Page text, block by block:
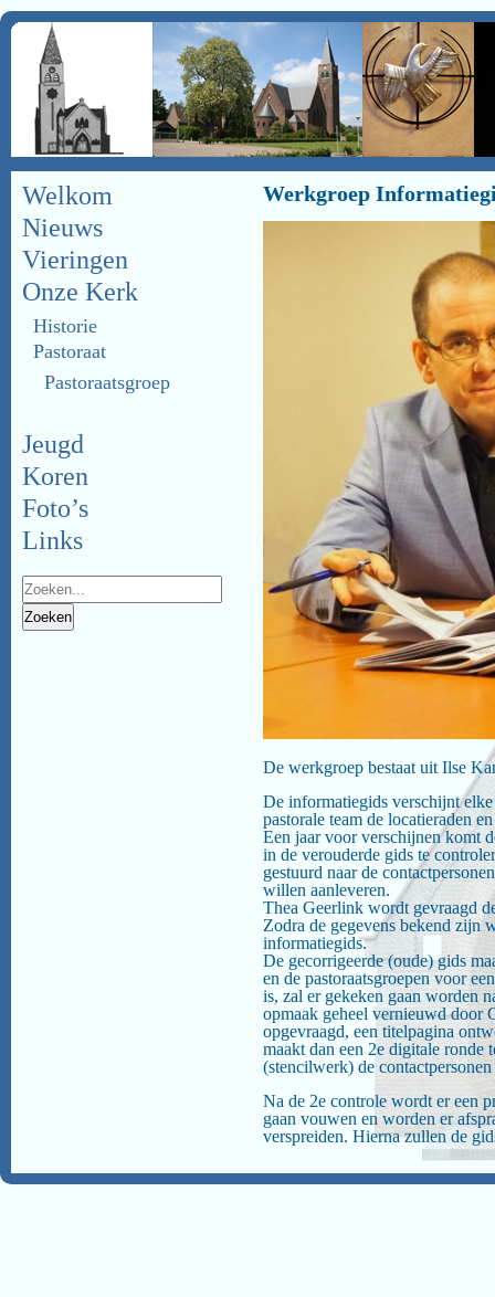
Welkom
Nieuws
Vieringen
Onze Kerk
Historie
Pastoraat
Pastoraatsgroep
Jeugd
Koren
Foto’s
Links
Werkgroep
De werkgroep bestaat uit Ilse
De informatiegids verschijnt
pastorale team de locatieraden
Een jaar voor verschijnen komt
in de verouderde gids te
gestuurd naar de
willen aanleveren.
Thea Geerlink wordt gevraagd
Zodra de gegevens bekend zijn
informatiegids.
De gecorrigeerde (oude) gids
en de pastoraatsgroepen voor
is, zal er gekeken gaan worden
opmaak geheel vernieuwd door
opgevraagd, een titelpagina
maakt dan een 2e digitale ronde
(stencilwerk) de
Na de 2e controle wordt er een
gaan vouwen en worden er
verspreiden. Hierna zullen de